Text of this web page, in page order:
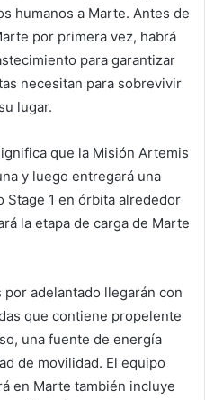
humanos a Marte. Antes de
por primera vez, habrá
para garantizar
necesitan para sobrevivir
lugar.
que la Misión Artemis
y luego entregará una
Stage 1 en órbita alrededor
la etapa de carga de Marte
por adelantado llegarán con
que contiene propelente
una fuente de energía
de movilidad. El equipo
en Marte también incluye